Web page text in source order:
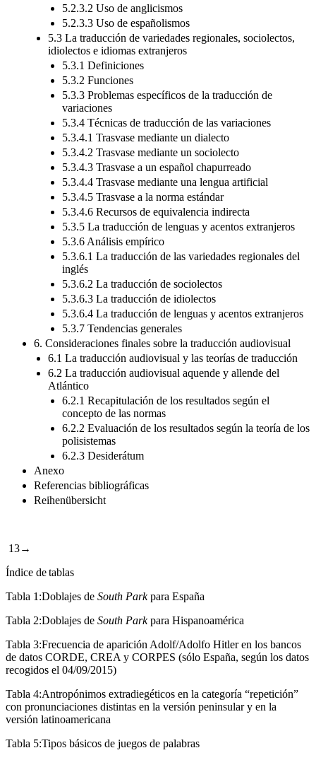
5.2.3.2 Uso de anglicismos
5.2.3.3 Uso de españolismos
5.3 La traducción de variedades regionales, sociolectos,
idiolectos e idiomas extranjeros
5.3.1 Definiciones
5.3.2 Funciones
5.3.3 Problemas específicos de la traducción de
variaciones
5.3.4 Técnicas de traducción de las variaciones
5.3.4.1 Trasvase mediante un dialecto
5.3.4.2 Trasvase mediante un sociolecto
5.3.4.3 Trasvase a un español chapurreado
5.3.4.4 Trasvase mediante una lengua artificial
5.3.4.5 Trasvase a la norma estándar
5.3.4.6 Recursos de equivalencia indirecta
5.3.5 La traducción de lenguas y acentos extranjeros
5.3.6 Análisis empírico
5.3.6.1 La traducción de las variedades regionales del
inglés
5.3.6.2 La traducción de sociolectos
5.3.6.3 La traducción de idiolectos
5.3.6.4 La traducción de lenguas y acentos extranjeros
5.3.7 Tendencias generales
6. Consideraciones finales sobre la traducción audiovisual
6.1 La traducción audiovisual y las teorías de traducción
6.2 La traducción audiovisual aquende y allende del
Atlántico
6.2.1 Recapitulación de los resultados según el
concepto de las normas
6.2.2 Evaluación de los resultados según la teoría de los
polisistemas
6.2.3 Desiderátum
Anexo
Referencias bibliográficas
Reihenübersicht
13→
Índice de tablas
Tabla 1:Doblajes de South Parkpara España
Tabla 2:Doblajes de South Parkpara Hispanoamérica
Tabla 3:Frecuencia de aparición Adolf/Adolfo Hitler en los bancos
de datos CORDE, CREA y CORPES (sólo España, según los datos
recogidos el 04/09/2015)
Tabla 4:Antropónimos extradiegéticos en la categoría “repetición”
con pronunciaciones distintas en la versión peninsular y en la
versión latinoamericana
Tabla 5:Tipos básicos de juegos de palabras